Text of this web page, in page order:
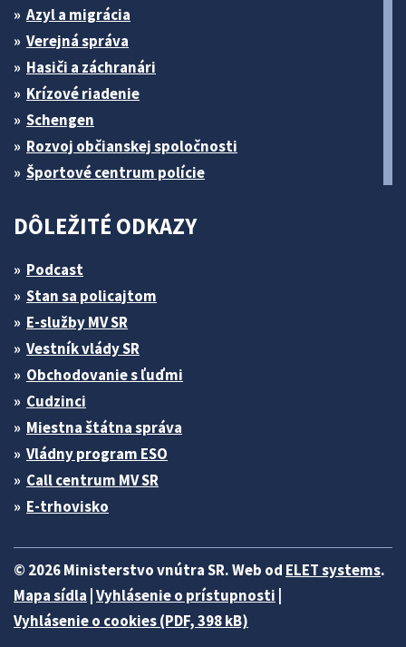
Azyl a migrácia
Verejná správa
Hasiči a záchranári
Krízové riadenie
Schengen
Rozvoj občianskej spoločnosti
Športové centrum polície
DÔLEŽITÉ ODKAZY
Podcast
Stan sa policajtom
E-služby MV SR
Vestník vlády SR
Obchodovanie s ľuďmi
Cudzinci
Miestna štátna správa
Vládny program ESO
Call centrum MV SR
E-trhovisko
© 2026 Ministerstvo vnútra SR. Web od ELET systems.
Mapa sídla Vyhlásenie o prístupnosti
Vyhlásenie o cookies (PDF, 398 kB)